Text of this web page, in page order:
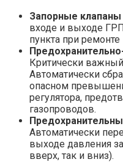
Запорные
входе и выходе
пункта при ремонте
Критически
Автоматически
опасном
регулятора,
газопроводов.
Автоматически
выходе давления
вверх, так и вниз).